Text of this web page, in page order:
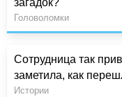
загадок?
Головоломки
Сотрудница так
заметила, как
Истории